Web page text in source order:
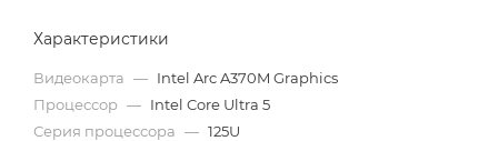
Характеристики
Видеокарта — Intel Arc A370M Graphics
Процессор — Intel Core Ultra 5
Серия процессора — 125U